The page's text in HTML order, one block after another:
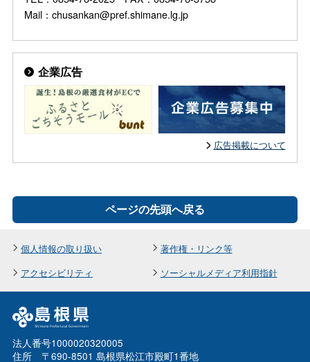
Mail：chusankan@pref.shimane.lg.jp
企業広告
広告掲載について
ページの先頭へ戻る
個人情報の取り扱い
著作権・リンク等
アクセシビリティ
ソーシャルメディア利用指針
法人番号1000020320005
住所 〒690-8501 島根県松江市殿町1番地